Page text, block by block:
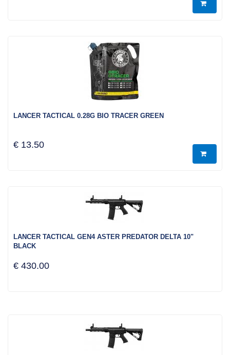
LANCER TACTICAL 0.28G BIO TRACER GREEN
€ 13.50
LANCER TACTICAL GEN4 ASTER PREDATOR DELTA 10"
BLACK
€ 430.00